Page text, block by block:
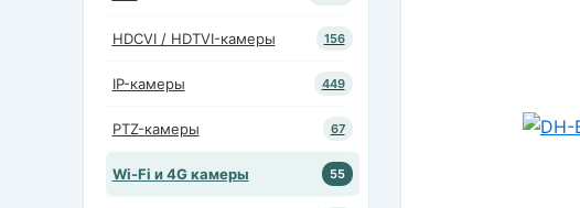
HDCVI / HDTVI-камеры 156
IP-камеры 449
PTZ-камеры 67
Wi-Fi и 4G камеры 55